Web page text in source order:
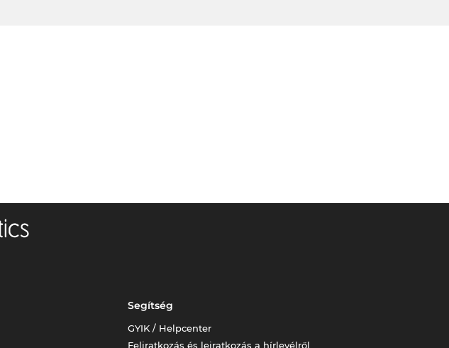
Segítség
GYIK / Helpcenter
Feliratkozás és leiratkozás a hírlevélről